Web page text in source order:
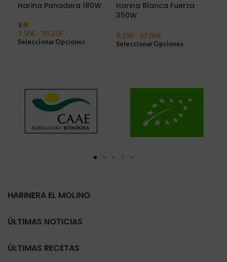
Harina Panadera 180W
5
7,50€ - 33,25€
Seleccionar Opciones
Harina Blanca Fuerza
350W
8,15€ - 37,00€
Seleccionar Opciones
HARINERA EL MOLINO
ÚLTIMAS NOTICIAS
ÚLTIMAS RECETAS